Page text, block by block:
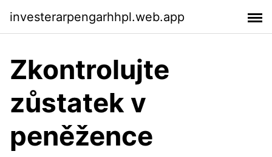
investerarpengarhhpl.web.app
Zkontrolujte
zůstatek v
peněžence